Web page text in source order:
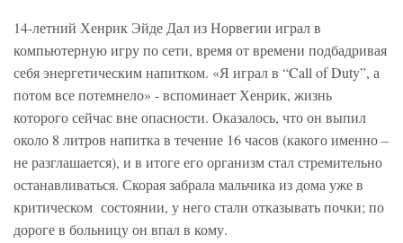
14-летний Хенрик Эйде Дал из Норвегии играл в
компьютерную игру по сети, время от времени подбадривая
себя энергетическим напитком. «Я играл в “Call of Duty”, а
потом все потемнело» - вспоминает Хенрик, жизнь
которого сейчас вне опасности. Оказалось, что он выпил
около 8 литров напитка в течение 16 часов (какого именно –
не разглашается), и в итоге его организм стал стремительно
останавливаться. Скорая забрала мальчика из дома уже в
критическом состоянии, у него стали отказывать почки; по
дороге в больницу он впал в кому.